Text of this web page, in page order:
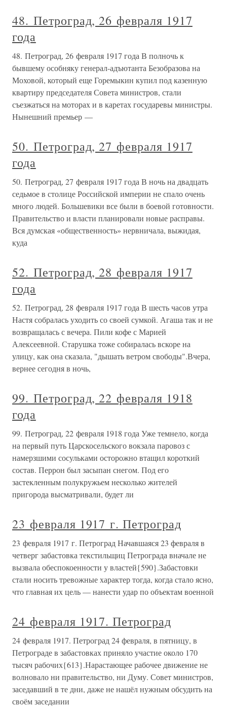
48. Петроград, 26 февраля 1917
года
48. Петроград, 26 февраля 1917 года В полночь к
бывшему особняку генерал-адъютанта Безобразова на
Моховой, который еще Горемыкин купил под казенную
квартиру председателя Совета министров, стали
съезжаться на моторах и в каретах государевы министры.
Нынешний премьер —
50. Петроград, 27 февраля 1917
года
50. Петроград, 27 февраля 1917 года В ночь на двадцать
седьмое в столице Российской империи не спало очень
много людей. Большевики все были в боевой готовности.
Правительство и власти планировали новые расправы.
Вся думская «общественность» нервничала, выжидая,
куда
52. Петроград, 28 февраля 1917
года
52. Петроград, 28 февраля 1917 года В шесть часов утра
Настя собралась уходить со своей сумкой. Агаша так и не
возвращалась с вечера. Пили кофе с Марией
Алексеевной. Старушка тоже собиралась вскоре на
улицу, как она сказала, "дышать ветром свободы".Вчера,
вернее сегодня в ночь,
99. Петроград, 22 февраля 1918
года
99. Петроград, 22 февраля 1918 года Уже темнело, когда
на первый путь Царскосельского вокзала паровоз с
намерзшими сосульками осторожно втащил короткий
состав. Перрон был засыпан снегом. Под его
застекленным полукружьем несколько жителей
пригорода высматривали, будет ли
23 февраля 1917 г. Петроград
23 февраля 1917 г. Петроград Начавшаяся 23 февраля в
четверг забастовка текстильщиц Петрограда вначале не
вызвала обеспокоенности у властей{590}.Забастовки
стали носить тревожные характер тогда, когда стало ясно,
что главная их цель — нанести удар по объектам военной
24 февраля 1917. Петроград
24 февраля 1917. Петроград 24 февраля, в пятницу, в
Петрограде в забастовках приняло участие около 170
тысяч рабочих{613}.Нарастающее рабочее движение не
волновало ни правительство, ни Думу. Совет министров,
заседавший в те дни, даже не нашёл нужным обсудить на
своём заседании